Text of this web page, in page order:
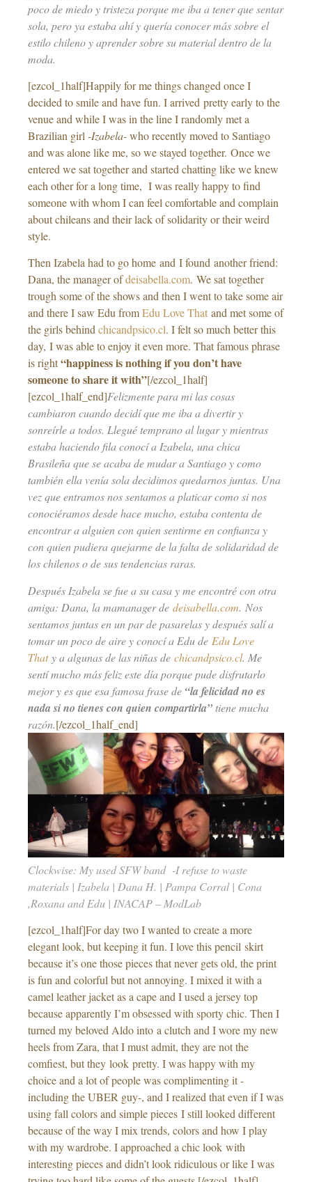
poco de miedo y tristeza porque me iba a tener que sentar
sola, pero ya estaba ahí y quería conocer más sobre el
estilo chileno y aprender sobre su material dentro de la
moda.
[ezcol_1half]Happily for me things changed once I
decided to smile and have fun. I arrived pretty early to the
venue and while I was in the line I randomly met a
Brazilian girl -Izabela-who recently moved to Santiago
and was alone like me, so we stayed together. Once we
entered we sat together and started chatting like we knew
each other for a long time, I was really happy to find
someone with whom I can feel comfortable and complain
about chileans and their lack of solidarity or their weird
style.
Then Izabela had to go home and I found another friend:
Dana, the manager ofdeisabella.com. We sat together
trough some of the shows and then I went to take some air
and there I saw Edu fromEdu Love That and met some of
the girls behindchicandpsico.cl. I felt so much better this
day, I was able to enjoy it even more. That famous phrase
is right“happiness is nothing if you don’t have
someone to share it with”[/ezcol_1half]
[ezcol_1half_end]Felizmente para mi las cosas
cambiaron cuando decidí que me iba a divertir y
sonreírle a todos. Llegué temprano al lugar y mientras
estaba haciendo fila conocí a Izabela, una chica
Brasileña que se acaba de mudar a Santiago y como
también ella venía sola decidimos quedarnos juntas. Una
vez que entramos nos sentamos a platicar como si nos
conociéramos desde hace mucho, estaba contenta de
encontrar a alguien con quien sentirme en confianza y
con quien pudiera quejarme de la falta de solidaridad de
los chilenos o de sus tendencias raras.
Después Izabela se fue a su casa y me encontré con otra
amiga: Dana, la mamanager de deisabella.com. Nos
sentamos juntas en un par de pasarelas y después salí a
tomar un poco de aire y conocí a Edu de Edu Love
Thaty a algunas de las niñas de chicandpsico.cl. Me
sentí mucho más feliz este día porque pude disfrutarlo
mejor y es que esa famosa frase de “la felicidad no es
nada si no tienes con quien compartirla”tiene mucha
razón.[/ezcol_1half_end]
Clockwise: My used SFW band -I refuse to waste
materials | Izabela | Dana H. | Pampa Corral | Cona
,Roxana and Edu | INACAP – ModLab
[ezcol_1half]For day two I wanted to create a more
elegant look, but keeping it fun. I love this pencil skirt
because it’s one those pieces that never gets old, the print
is fun and colorful but not annoying. I mixed it with a
camel leather jacket as a cape and I used a jersey top
because apparently I’m obsessed with sporty chic. Then I
turned my beloved Aldo into a clutch and I wore my new
heels from Zara, that I must admit, they are not the
comfiest, but they look pretty. I was happy with my
choice and a lot of people was complimenting it -
including the UBER guy-, and I realized that even if I was
using fall colors and simple pieces I still looked different
because of the way I mix trends, colors and how I play
with my wardrobe. I approached a chic look with
interesting pieces and didn’t look ridiculous or like I was